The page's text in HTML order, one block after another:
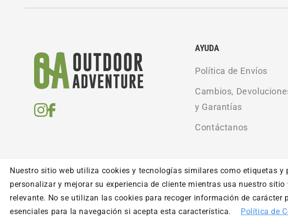
AYUDA
Política de Envíos
Cambios,
y Garantías
Contáctanos
Outdoor Adventure © Todos los derechos reservados. Las eventuales
Las fotos, textos y diseños aquí publicados son propiedad de la marca.
Nuestro sitio web utiliza cookies y tecnologías similares como etiquetas y
personalizar y mejorar su experiencia de cliente mientras usa nuestro
relevante. No se utilizan las cookies para recoger información de carácter
esenciales para la navegación si acepta esta característica.
Política de